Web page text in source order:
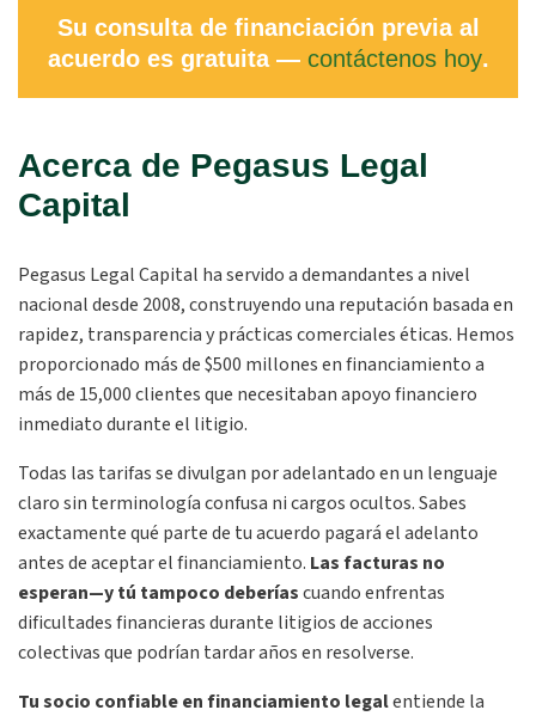
Su consulta de financiación previa al
acuerdo es gratuita — contáctenos hoy.
Acerca de Pegasus Legal
Capital
Pegasus Legal Capital ha servido a demandantes a nivel
nacional desde 2008, construyendo una reputación basada en
rapidez, transparencia y prácticas comerciales éticas. Hemos
proporcionado más de $500 millones en financiamiento a
más de 15,000 clientes que necesitaban apoyo financiero
inmediato durante el litigio.
Todas las tarifas se divulgan por adelantado en un lenguaje
claro sin terminología confusa ni cargos ocultos. Sabes
exactamente qué parte de tu acuerdo pagará el adelanto
antes de aceptar el financiamiento. Las facturas no
esperan—y tú tampoco deberíascuando enfrentas
dificultades financieras durante litigios de acciones
colectivas que podrían tardar años en resolverse.
Tu socio confiable en financiamiento legalentiende la